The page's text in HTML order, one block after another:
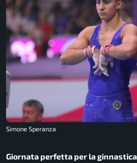
Simone Speranza
Giornata perfetta per la